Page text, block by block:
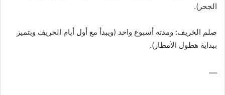
الجحر).
صلم الخريف: ومدته أسبوع واحد (ويبدأ مع أول أيام الخريف ويتميز
ببداية هطول الأمطار).
ــــ